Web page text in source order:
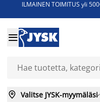
ILMAINEN TOIMITUS yli

 Valitse JYSK-myymäläsi